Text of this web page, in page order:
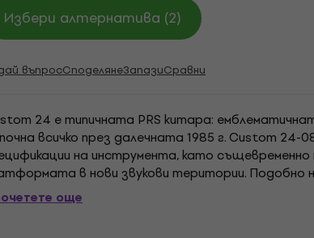
Избери алтернатива (2)
въпросСподелянеЗапазиСравни
24 е типичната PRS китара:
всичко през далечната 1985 г. Custom 24-
на инструмента, като същевременно
в нови звукови територии. Подобно
Core, SE Custom 24-08 разполага с два
още